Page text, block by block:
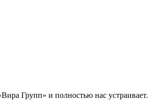
Групп» и полностью нас устраивает.